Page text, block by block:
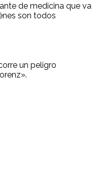
de medicina que va
son todos
un peligro